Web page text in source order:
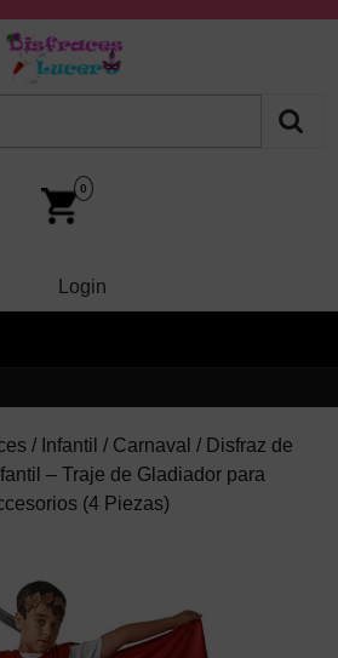
autocompletados, puedes utilizar
0
LoginLogin
/ Infantil / Carnaval / Disfraz de
– Traje de Gladiador para
(4 Piezas)